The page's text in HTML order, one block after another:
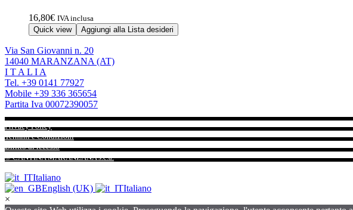
16,80€ IVA inclusa
Quick view
Aggiungi alla Lista desideri
Via San Giovanni n. 20
14040 MARANZANA (AT)
I T A L I A
Tel. +39 0141 77927
Mobile +39 336 365654
Partita Iva 00072390057
Privacy Policy
Termini e Condizioni
Diritto di recesso
© CANTINA MARANZANA s.c.a.
Italiano
English (UK)
Italiano
×